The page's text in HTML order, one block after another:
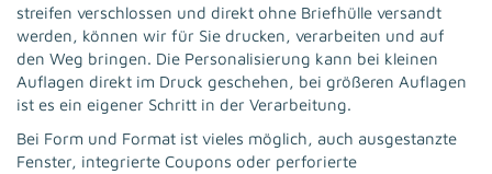
streifen verschlossen und direkt ohne Briefhülle versandt
werden, können wir für Sie drucken, verarbeiten und auf
den Weg bringen. Die Personalisierung kann bei kleinen
Auflagen direkt im Druck geschehen, bei größeren Auflagen
ist es ein eigener Schritt in der Verarbeitung.
Bei Form und Format ist vieles möglich, auch ausgestanzte
Fenster, integrierte Coupons oder perforierte